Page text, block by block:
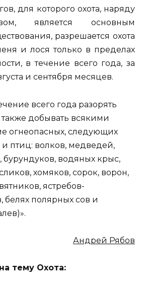
для которого охота, наряду
является основным
разрешается охота
и лося только в пределах
в течение всего года, за
и сентября месяцев.
всего года разорять
добывать всякими
огнеопасных, следующих
птиц: волков, медведей,
бурундуков, водяных крыс,
хомяков, сорок, ворон,
ястребов-
белях полярных сов и
Андрей Рябов
тему Охота: